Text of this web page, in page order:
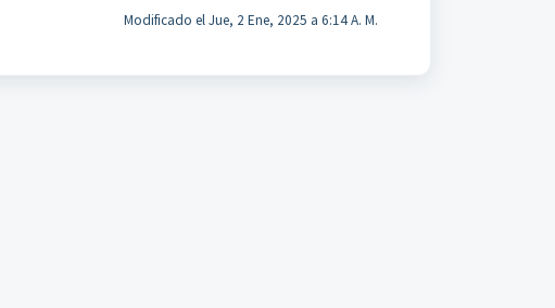
Modificado el Jue, 2 Ene, 2025 a 6:14 A. M.